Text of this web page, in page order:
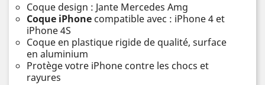
Coque design : Jante Mercedes Amg
Coque iPhone compatible avec : iPhone 4 et
iPhone 4S
Coque en plastique rigide de qualité, surface
en aluminium
Protège votre iPhone contre les chocs et
rayures